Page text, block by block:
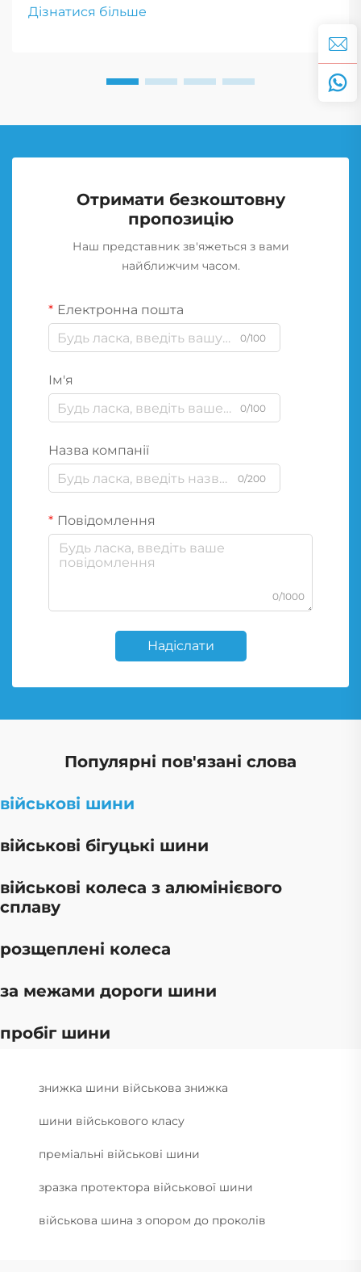
військовослужбовців.
Дізнатися більше
Отримати безкоштовну
пропозицію
Наш представник зв'яжеться з вами
найближчим часом.
Електронна пошта
0/100
Ім'я
0/100
Назва компанії
0/200
Повідомлення
0/1000
Надіслати
Популярні пов'язані слова
військові шини
військові бігуцькі шини
військові колеса з алюмінієвого
сплаву
розщеплені колеса
за межами дороги шини
пробіг шини
знижка шини військова знижка
шини військового класу
преміальні військові шини
зразка протектора військової шини
військова шина з опором до проколів